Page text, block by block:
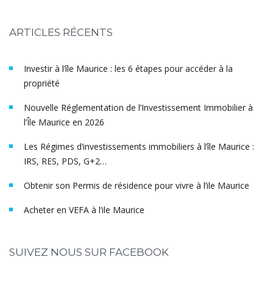
ARTICLES RÉCENTS
Investir à l’île Maurice : les 6 étapes pour accéder à la
propriété
Nouvelle Réglementation de l’Investissement Immobilier à
l’Île Maurice en 2026
Les Régimes d’investissements immobiliers à l’île Maurice :
IRS, RES, PDS, G+2…
Obtenir son Permis de résidence pour vivre à l’ile Maurice
Acheter en VEFA à l’ile Maurice
SUIVEZ NOUS SUR FACEBOOK